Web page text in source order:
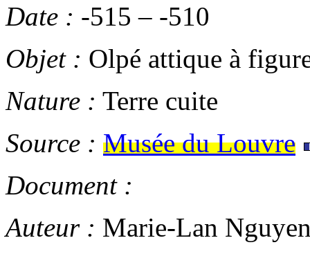
Date : -515– -510
Objet : Olpé attique à
Nature : Terre cuite
Source : Musée du Louvre
Document :
Auteur : Marie-Lan